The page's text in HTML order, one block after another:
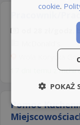
Pracownik/
od 28 zł/
Wola Korycka
17 dni temu z
Pomoc
cookie.
POKAŻ